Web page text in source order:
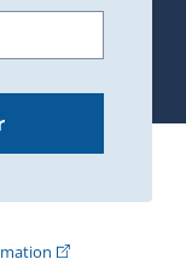
s'ouvrira dans une
(Cet hyperlien